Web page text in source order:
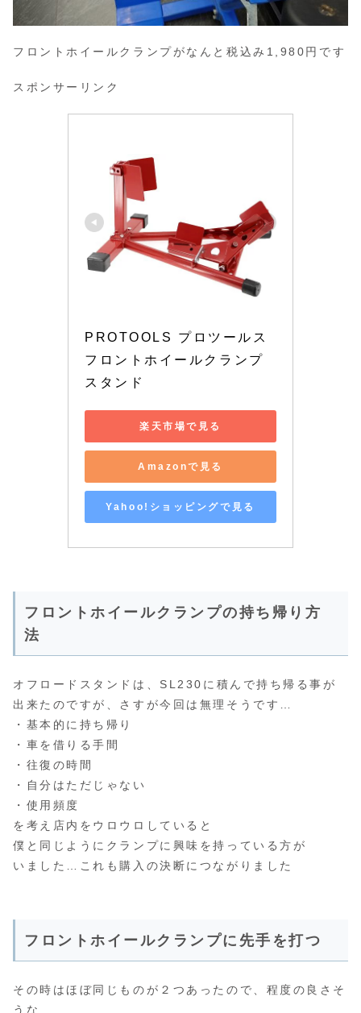
フロントホイールクランプがなんと税込み1,980円です
スポンサーリンク
PROTOOLS プロツールス
フロントホイールクランプ
スタンド
楽天市場で見る
Amazonで見る
Yahoo!ショッピングで見る
フロントホイールクランプの持ち帰り方
法
オフロードスタンドは、SL230に積んで持ち帰る事が
出来たのですが、さすが今回は無理そうです…
・基本的に持ち帰り
・車を借りる手間
・往復の時間
・自分はただじゃない
・使用頻度
を考え店内をウロウロしていると
僕と同じようにクランプに興味を持っている方が
いました…これも購入の決断につながりました
フロントホイールクランプに先手を打つ
その時はほぼ同じものが２つあったので、程度の良さそ
うな